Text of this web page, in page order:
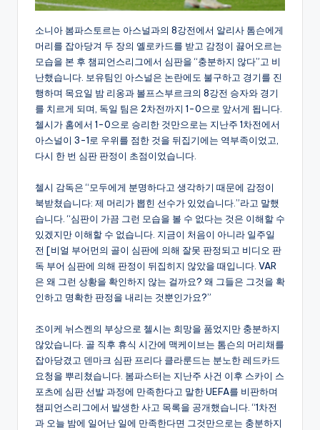
소니아 봄파스토르는 아스널과의 8강전에서 알리사 톰슨에게
머리를 잡아당겨 두 장의 옐로카드를 받고 감정이 끓어오르는
모습을 본 후 챔피언스리그에서 심판을 “충분하지 않다”고 비
난했습니다. 보유팀인 아스널은 논란에도 불구하고 경기를 진
행하며 목요일 밤 리옹과 볼프스부르크의 8강전 승자와 경기
를 치르게 되며, 독일 팀은 2차전까지 1-0으로 앞서게 됩니다.
첼시가 홈에서 1-0으로 승리한 것만으로는 지난주 1차전에서
아스널이 3-1로 우위를 점한 것을 뒤집기에는 역부족이었고,
다시 한 번 심판 판정이 초점이었습니다.
첼시 감독은 “모두에게 분명하다고 생각하기 때문에 감정이
북받쳤습니다: 제 머리가 뽑힌 선수가 있었습니다.”라고 말했
습니다. “심판이 가끔 그런 모습을 볼 수 없다는 것은 이해할 수
있겠지만 이해할 수 없습니다. 지금이 처음이 아니라 일주일
전 [비얼 부어먼의 골이 심판에 의해 잘못 판정되고 비디오 판
독 부어 심판에 의해 판정이 뒤집히지 않았을 때입니다. VAR
은 왜 그런 상황을 확인하지 않는 걸까요? 왜 그들은 그것을 확
인하고 명확한 판정을 내리는 것뿐인가요?”
조이케 뉘스켄의 부상으로 첼시는 희망을 품었지만 충분하지
않았습니다. 골 직후 휴식 시간에 맥케이브는 톰슨의 머리채를
잡아당겼고 덴마크 심판 프리다 클라룬드는 분노한 레드카드
요청을 뿌리쳤습니다. 봄파스터는 지난주 사건 이후 스카이 스
포츠에 심판 선발 과정에 만족한다고 말한 UEFA를 비판하며
챔피언스리그에서 발생한 사고 목록을 공개했습니다. “1차전
과 오늘 밤에 일어난 일에 만족한다면 그것만으로는 충분하지